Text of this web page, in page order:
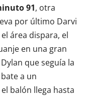
91, otra
por último Darvi
área dispara, el
en una gran
que seguía la
a un
balón llega hasta